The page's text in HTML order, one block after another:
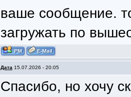
ваше сообщение.
загружать по
Дата 15.07.2026 - 20:05
Спасибо, но хочу